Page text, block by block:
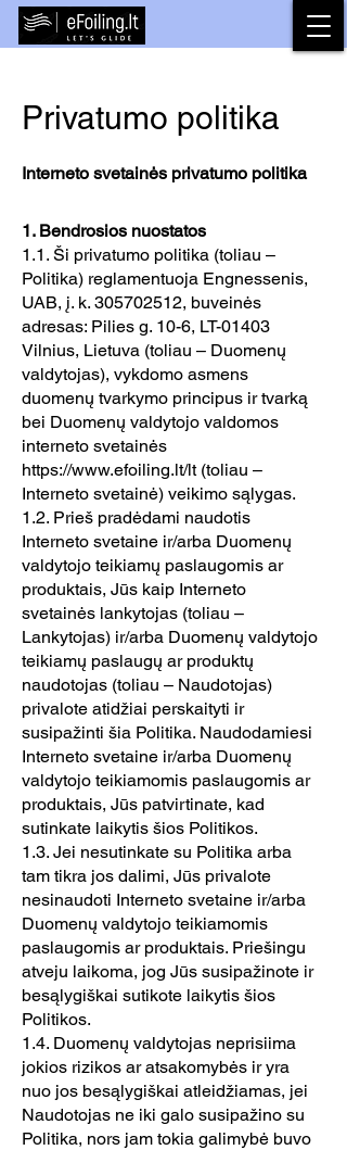
Privatumo politika
Interneto svetainės privatumo politika
1. Bendrosios nuostatos
1.1. Ši privatumo politika (toliau –
Politika) reglamentuoja Engnessenis,
UAB, į. k. 305702512, buveinės
adresas: Pilies g. 10-6, LT-01403
Vilnius, Lietuva (toliau – Duomenų
valdytojas), vykdomo asmens
duomenų tvarkymo principus ir tvarką
bei Duomenų valdytojo valdomos
interneto svetainės
https://www.efoiling.lt/lt(toliau –
Interneto svetainė) veikimo sąlygas.
1.2. Prieš pradėdami naudotis
Interneto svetaine ir/arba Duomenų
valdytojo teikiamų paslaugomis ar
produktais, Jūs kaip Interneto
svetainės lankytojas (toliau –
Lankytojas) ir/arba Duomenų valdytojo
teikiamų paslaugų ar produktų
naudotojas (toliau – Naudotojas)
privalote atidžiai perskaityti ir
susipažinti šia Politika. Naudodamiesi
Interneto svetaine ir/arba Duomenų
valdytojo teikiamomis paslaugomis ar
produktais, Jūs patvirtinate, kad
sutinkate laikytis šios Politikos.
1.3. Jei nesutinkate su Politika arba
tam tikra jos dalimi, Jūs privalote
nesinaudoti Interneto svetaine ir/arba
Duomenų valdytojo teikiamomis
paslaugomis ar produktais. Priešingu
atveju laikoma, jog Jūs susipažinote ir
besąlygiškai sutikote laikytis šios
Politikos.
1.4. Duomenų valdytojas neprisiima
jokios rizikos ar atsakomybės ir yra
nuo jos besąlygiškai atleidžiamas, jei
Naudotojas ne iki galo susipažino su
Politika, nors jam tokia galimybė buvo